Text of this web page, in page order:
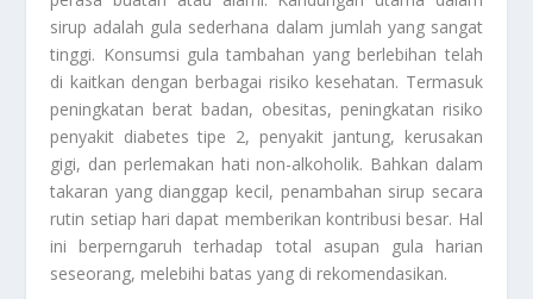
sirup adalah gula sederhana dalam jumlah yang sangat
tinggi. Konsumsi gula tambahan yang berlebihan telah
di kaitkan dengan berbagai risiko kesehatan. Termasuk
peningkatan berat badan, obesitas, peningkatan risiko
penyakit diabetes tipe 2, penyakit jantung, kerusakan
gigi, dan perlemakan hati non-alkoholik. Bahkan dalam
takaran yang dianggap kecil, penambahan sirup secara
rutin setiap hari dapat memberikan kontribusi besar. Hal
ini berperngaruh terhadap total asupan gula harian
seseorang, melebihi batas yang di rekomendasikan.